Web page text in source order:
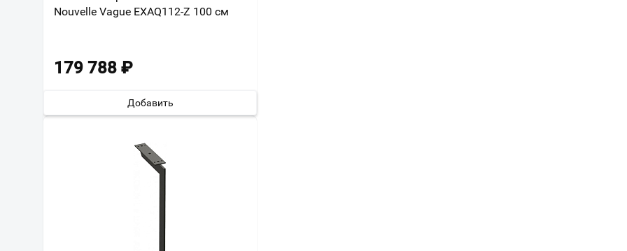
Nouvelle Vague EXAQ112-Z 100 см
179 788 ₽
Добавить